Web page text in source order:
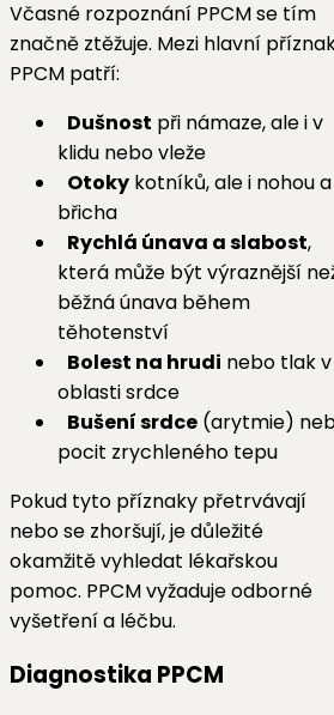
Včasné rozpoznání PPCM se tím
značně ztěžuje. Mezi hlavní
PPCM patří:
Dušnost při námaze, ale i v
klidu nebo vleže
Otoky kotníků, ale i nohou a
břicha
Rychlá únava a slabost,
která může být výraznější
běžná únava během
těhotenství
Bolest na hrudi nebo tlak v
oblasti srdce
Bušení srdce (arytmie)
pocit zrychleného tepu
Pokud tyto příznaky přetrvávají
nebo se zhoršují, je důležité
okamžitě vyhledat lékařskou
pomoc. PPCM vyžaduje odborné
vyšetření a léčbu.
Diagnostika PPCM